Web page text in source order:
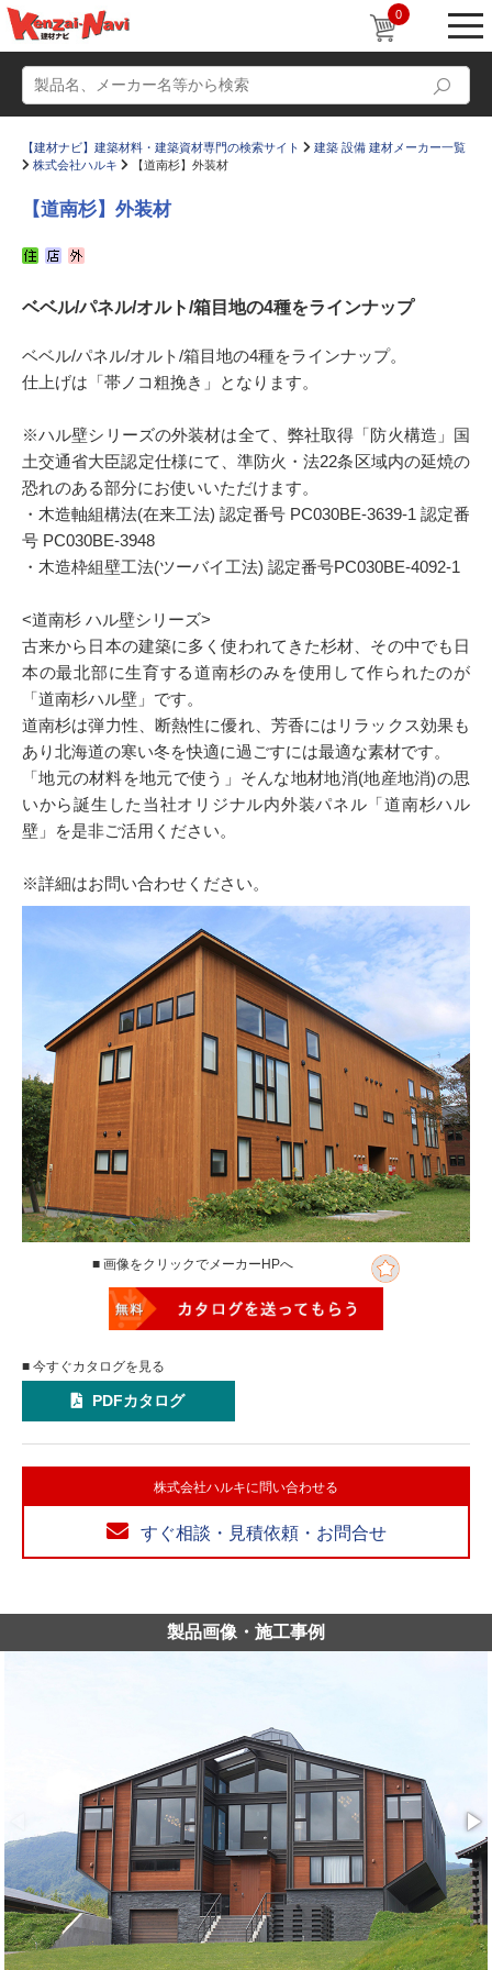
0
かたなび コラム
すまいリング 設計士インタビュー
Q＆A 販売・施工代理店募集
お気に入り
【建材ナビ】建築材料・建築資材専門の検索サイト
建築 設備 建材メーカー一覧
株式会社ハルキ
【道南杉】外装材
【道南杉】外装材
ベベル/パネル/オルト/箱目地の4種をラインナップ
ベベル/パネル/オルト/箱目地の4種をラインナップ。
仕上げは「帯ノコ粗挽き」となります。
※ハル壁シリーズの外装材は全て、弊社取得「防火構造」国
土交通省大臣認定仕様にて、準防火・法22条区域内の延焼の
恐れのある部分にお使いいただけます。
・木造軸組構法(在来工法) 認定番号 PC030BE-3639-1 認定番
号 PC030BE-3948
・木造枠組壁工法(ツーバイ工法) 認定番号PC030BE-4092-1
<道南杉 ハル壁シリーズ>
古来から日本の建築に多く使われてきた杉材、その中でも日
本の最北部に生育する道南杉のみを使用して作られたのが
「道南杉ハル壁」です。
道南杉は弾力性、断熱性に優れ、芳香にはリラックス効果も
あり北海道の寒い冬を快適に過ごすには最適な素材です。
「地元の材料を地元で使う」そんな地材地消(地産地消)の思
いから誕生した当社オリジナル内外装パネル「道南杉ハル
壁」を是非ご活用ください。
※詳細はお問い合わせください。
■ 画像をクリックでメーカーHPへ
■ 今すぐカタログを見る
PDFカタログ
株式会社ハルキに問い合わせる
すぐ相談・見積依頼・お問合せ
製品画像・施工事例